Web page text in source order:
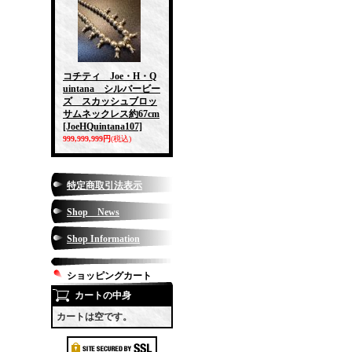
コチティ Joe・H・Q
uintana シルバービー
ズ スカッシュブロッ
サムネックレス約67cm
[JoeHQuintana107]
999,999,999円(税込)
特定商取引法表示
Shop News
Shop Information
ショッピングカート
カートの中身
カートは空です。